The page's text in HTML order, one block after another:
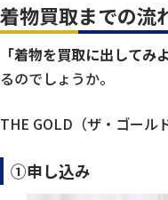
着物買取までの流
「着物を買取に出してみ
るのでしょうか。
THE GOLD（ザ・ゴール
①申し込み